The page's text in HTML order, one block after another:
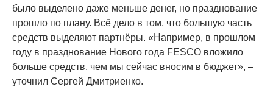
было выделено даже меньше денег, но празднование
прошло по плану. Всё дело в том, что большую часть
средств выделяют партнёры. «Например, в прошлом
году в празднование Нового года FESCO вложило
больше средств, чем мы сейчас вносим в бюджет», –
уточнил Сергей Дмитриенко.